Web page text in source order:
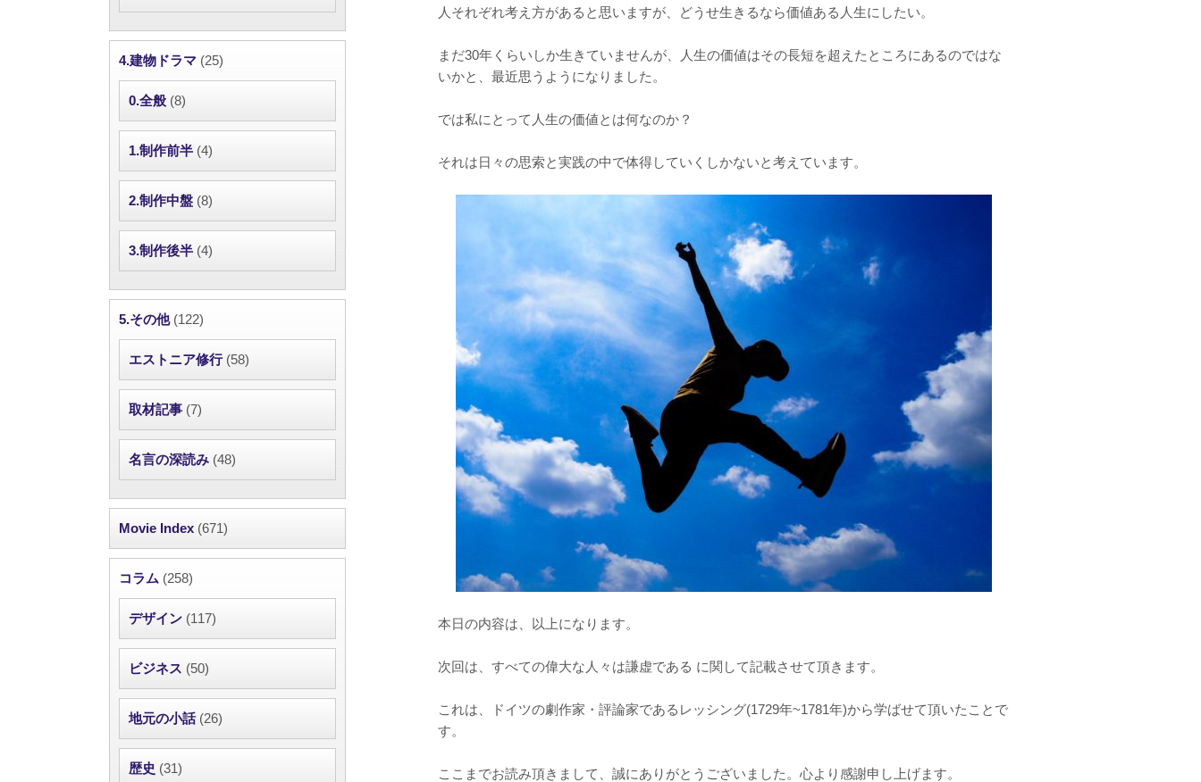
人それぞれ考え方があると思いますが、どうせ生きるなら価値ある人生にしたい。
まだ30年くらいしか生きていませんが、人生の価値はその長短を超えたところにあるのではな
いかと、最近思うようになりました。
では私にとって人生の価値とは何なのか？
それは日々の思索と実践の中で体得していくしかないと考えています。
本日の内容は、以上になります。
次回は、すべての偉大な人々は謙虚である に関して記載させて頂きます。
これは、ドイツの劇作家・評論家であるレッシング(1729年~1781年)から学ばせて頂いたことで
す。
ここまでお読み頂きまして、誠にありがとうございました。心より感謝申し上げます。
4.建物ドラマ (25)
0.全般 (8)
1.制作前半 (4)
2.制作中盤 (8)
3.制作後半 (4)
5.その他(122)
エストニア修行(58)
取材記事 (7)
名言の深読み (48)
Movie Index (671)
コラム (258)
デザイン (117)
ビジネス (50)
地元の小話(26)
歴史 (31)